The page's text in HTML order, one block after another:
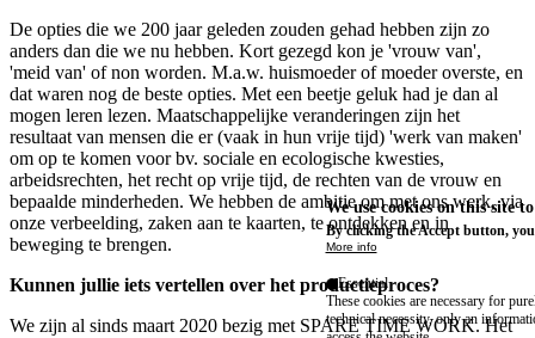
De opties die we 200 jaar geleden zouden gehad hebben zijn zo
anders dan die we nu hebben. Kort gezegd kon je 'vrouw van',
'meid van' of non worden. M.a.w. huismoeder of moeder overste, en
dat waren nog de beste opties. Met een beetje geluk had je dan al
mogen leren lezen. Maatschappelijke veranderingen zijn het
resultaat van mensen die er (vaak in hun vrije tijd) 'werk van maken'
om op te komen voor bv. sociale en ecologische kwesties,
arbeidsrechten, het recht op vrije tijd, de rechten van de vrouw en
bepaalde minderheden. We hebben de ambitie om met ons werk, via
onze verbeelding, zaken aan te kaarten, te ontdekken en in
beweging te brengen.
Kunnen jullie iets vertellen over het productieproces?
We zijn al sinds maart 2020 bezig met SPARE TIME WORK. Het
We use cookies on this site
By clicking the Accept button,
More info
Essential
These cookies are necessary for
technical necessity, only an